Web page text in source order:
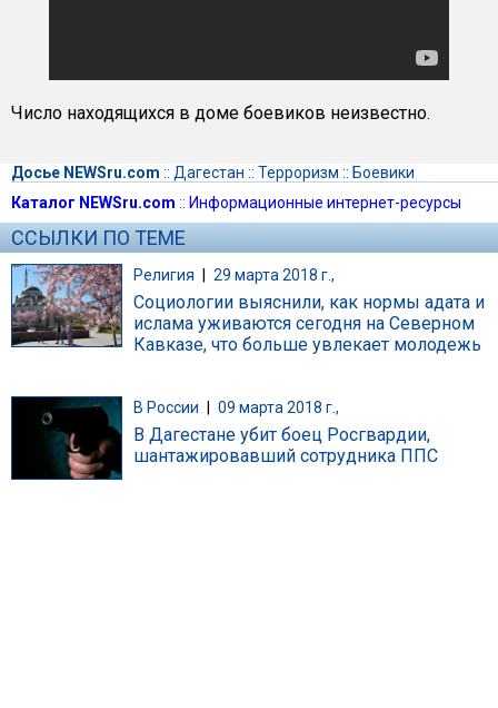
Число находящихся в доме боевиков неизвестно.
Досье NEWSru.com :: Дагестан :: Терроризм :: Боевики
Каталог NEWSru.com :: Информационные интернет-ресурсы
ССЫЛКИ ПО ТЕМЕ
Религия | 29 марта 2018 г.,
Социологии выяснили, как нормы адата и
ислама уживаются сегодня на Северном
Кавказе, что больше увлекает молодежь
В России 09 марта 2018 г.,
В Дагестане убит боец Росгвардии,
шантажировавший сотрудника ППС